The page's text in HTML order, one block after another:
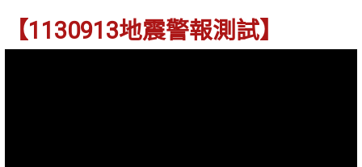
【1130913地震警報測試】